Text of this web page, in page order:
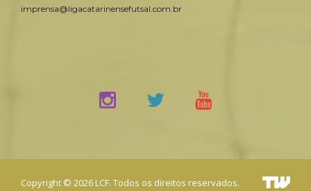
imprensa@ligacatarinensefutsal.com.br
Copyright © 2026 LCF. Todos os direitos reservados.